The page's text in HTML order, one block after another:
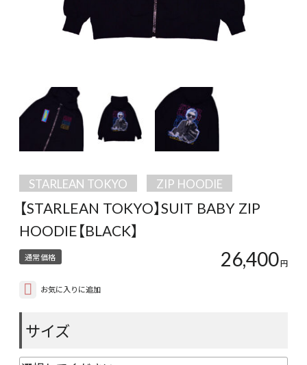
STARLEAN TOKYO ZIP HOODIE
【STARLEAN TOKYO】SUIT BABY ZIP
HOODIE【BLACK】
通常価格 26,400円
お気に入りに追加
サイズ